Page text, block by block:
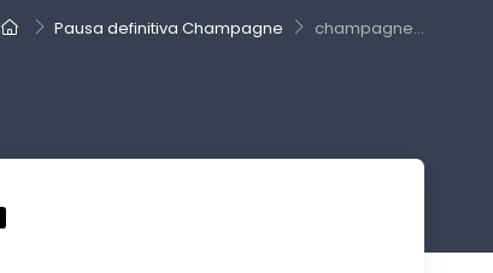
Pausa definitiva Champagne champagne...